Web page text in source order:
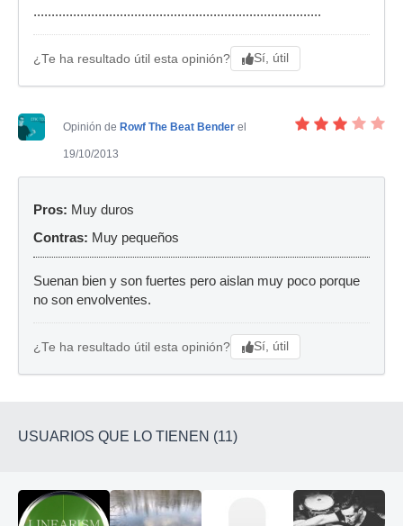
................................................................................
¿Te ha resultado útil esta opinión? Sí, útil
Opinión de Rowf The Beat Bender el
19/10/2013
Pros: Muy duros
Contras: Muy pequeños
Suenan bien y son fuertes pero aislan muy poco porque
no son envolventes.
¿Te ha resultado útil esta opinión? Sí, útil
USUARIOS QUE LO TIENEN (11)